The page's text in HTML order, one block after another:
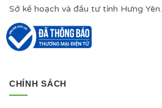
Sở kế hoạch và đầu tư tỉnh Hưng Yên.
CHÍNH SÁCH